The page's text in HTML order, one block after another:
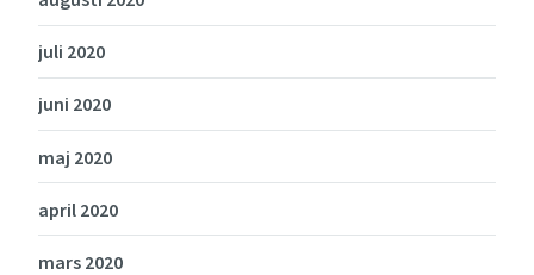
juli 2020
juni 2020
maj 2020
april 2020
mars 2020